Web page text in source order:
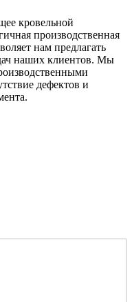
кровельной
производственная
нам предлагать
наших клиентов. Мы
дефектов и